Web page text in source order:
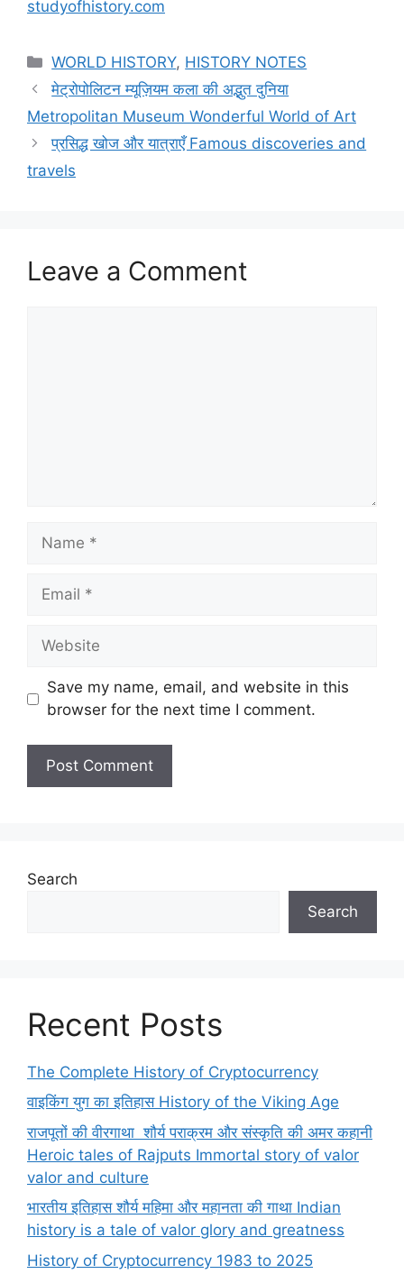
studyofhistory.com
Categories
WORLD HISTORY, HISTORY NOTES
मेट्रोपोलिटन म्यूज़ियम कला की अद्भुत दुनिया
Metropolitan Museum Wonderful World of Art
प्रसिद्ध खोज और यात्राएँ Famous discoveries and
travels
Leave a Comment
Name
Email
Website
Save my name, email, and website in this
browser for the next time I comment.
Search
Search
Recent Posts
The Complete History of Cryptocurrency
वाइकिंग युग का इतिहास History of the Viking Age
राजपूतों की वीरगाथा शौर्य पराक्रम और संस्कृति की अमर कहानी
Heroic tales of Rajputs Immortal story of valor
valor and culture
भारतीय इतिहास शौर्य महिमा और महानता की गाथा Indian
history is a tale of valor glory and greatness
History of Cryptocurrency 1983 to 2025